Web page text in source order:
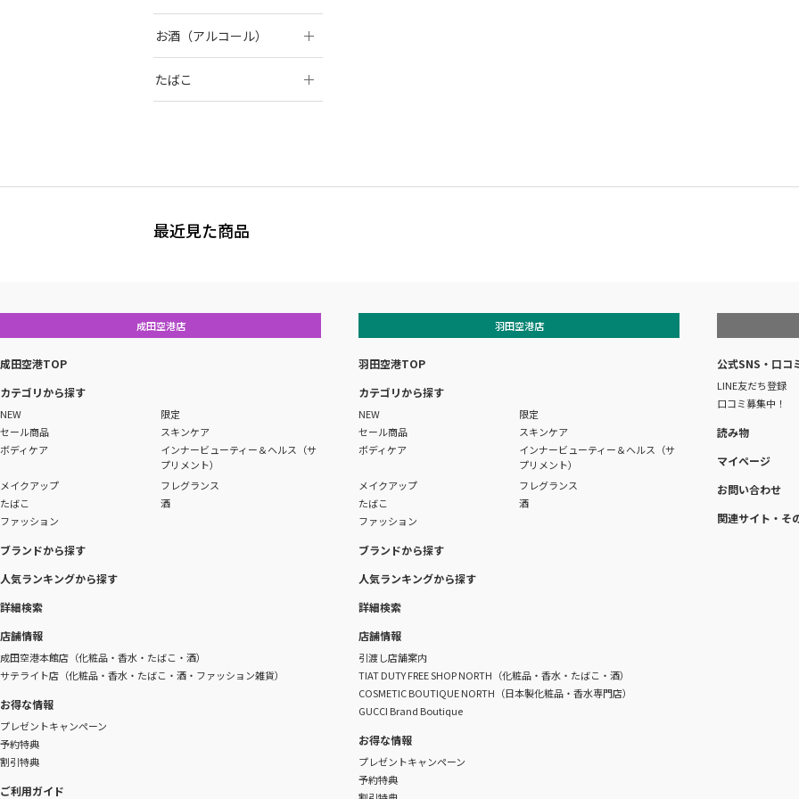
お酒（アルコール）
たばこ
最近見た商品
成田空港店
成田空港TOP
カテゴリから探す
NEW
限定
セール商品
スキンケア
ボディケア
インナービューティー＆ヘルス（サ
プリメント）
メイクアップ
フレグランス
たばこ
酒
ファッション
ブランドから探す
人気ランキングから探す
詳細検索
店舗情報
成田空港本館店（化粧品・香水・たばこ・酒）
サテライト店（化粧品・香水・たばこ・酒・ファッション雑貨）
お得な情報
プレゼントキャンペーン
予約特典
割引特典
ご利用ガイド
羽田空港店
羽田空港TOP
カテゴリから探す
NEW
限定
セール商品
スキンケア
ボディケア
インナービューティー＆ヘルス（サ
プリメント）
メイクアップ
フレグランス
たばこ
酒
ファッション
ブランドから探す
人気ランキングから探す
詳細検索
店舗情報
引渡し店舗案内
TIAT DUTY FREE SHOP NORTH（化粧品・香水・たばこ・酒）
COSMETIC BOUTIQUE NORTH（日本製化粧品・香水専門店）
GUCCI Brand Boutique
お得な情報
プレゼントキャンペーン
予約特典
公式SNS・口コ
LINE友だち登録
口コミ募集中！
読み物
マイページ
お問い合わせ
関連サイト・そ